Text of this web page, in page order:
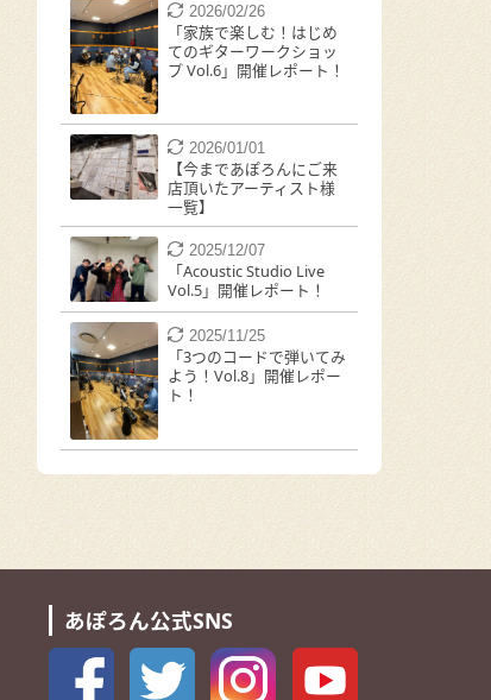
2026/02/26
「家族で楽しむ！はじめ
てのギターワークショッ
プ Vol.6」開催レポート！
2026/01/01
【今まであぽろんにご来
店頂いたアーティスト様
一覧】
2025/12/07
「Acoustic Studio Live
Vol.5」開催レポート！
2025/11/25
「3つのコードで弾いてみ
よう！Vol.8」開催レポー
ト！
あぽろん公式SNS